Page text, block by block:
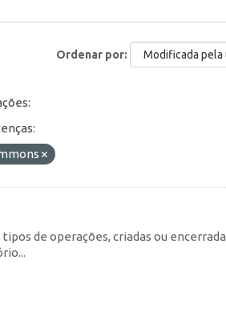
Ordenar por
de operações, criadas ou